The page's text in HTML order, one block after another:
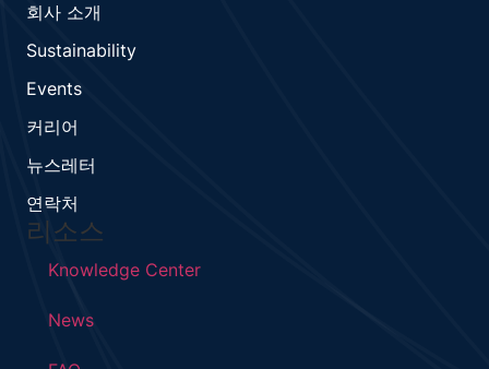
회사 소개
Sustainability
Events
커리어
뉴스레터
연락처
리소스
Knowledge Center
News